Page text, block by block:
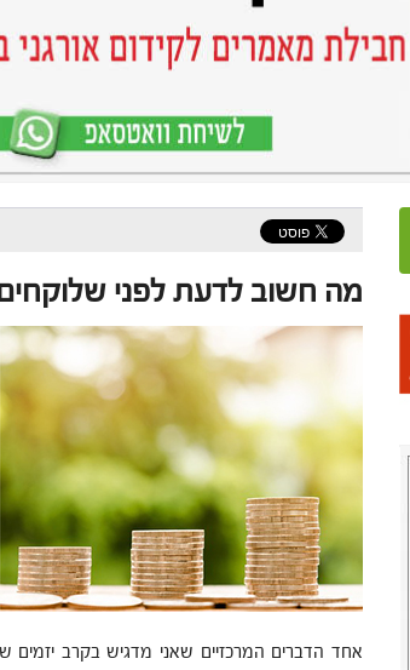
מה חשוב לדעת לפני
אחד הדברים המרכזיים שאני מדגיש בקרב יזמים